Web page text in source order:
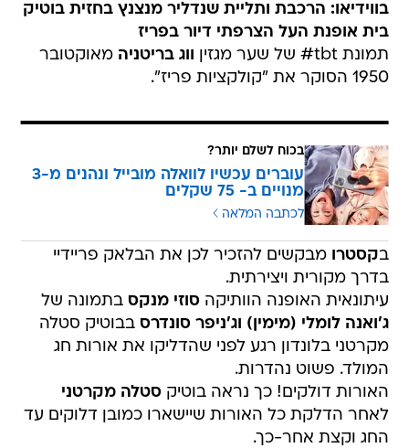
בווידיאו: הרכבת ותליית שנדליר מנצנץ בחזית בוטיק
בית אופנת העל הצרפתי דיור בפריז
תמונת tbt# של שער מגזין
ווג בריטניה מאוקטובר
1950 הסוקר את "קולקציות פריז".
בכוח לשלם יותר?
עוברים עכשיו לוואלה מובייל ונהנים מ-3
מנויים ב- 75 שקלים
לכתבה המלאה
בקסטרו מבקשים להזכיר לכן את הבלאק פריידיי
בדרך מקורית ויצירתית.
עיתונאית האופנה הוותיקהסוזי מנקס בתמונה של
ג'ואנה לומלי (מימין) וג'ניפר סונדרס בבוטיק סטלה
מקרטני בלונדון רגע לפני שהדליקו את אורות חג
המולד. פשוט נהדרות.
האורות דולקים! כך נראה בוטיקסטלה מקרטני
לאחר הדלקת כל האורות שיישארו כמובן דלוקים עד
החג וקצת אחר-כך.